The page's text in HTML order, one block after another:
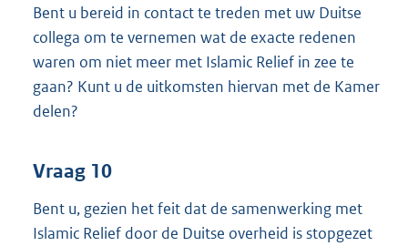
Bent u bereid in contact te treden met uw Duitse
collega om te vernemen wat de exacte redenen
waren om niet meer met Islamic Relief in zee te
gaan? Kunt u de uitkomsten hiervan met de Kamer
delen?
Vraag 10
Bent u, gezien het feit dat de samenwerking met
Islamic Relief door de Duitse overheid is stopgezet